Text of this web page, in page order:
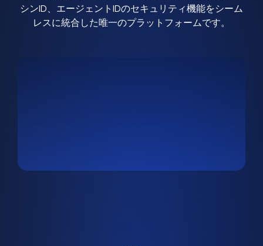
シンID、エージェントIDのセキュリティ機能をシーム
レスに統合した唯一のプラットフォームです。